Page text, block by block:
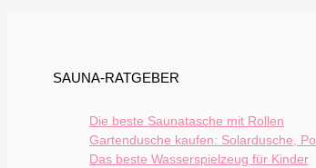
SAUNA-RATGEBER
Die beste Saunatasche mit Rollen
Gartendusche kaufen: Solardusche,
Das beste Wasserspielzeug für Kinder